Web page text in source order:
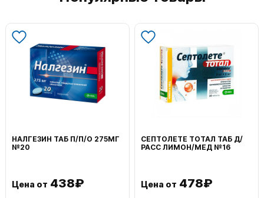
НАЛГЕЗИН ТАБ П/П/О 275МГ
№20
Цена от 438₽
СЕПТОЛЕТЕ ТОТАЛ ТАБ Д/
РАСС ЛИМОН/МЕД №16
Цена от 478₽